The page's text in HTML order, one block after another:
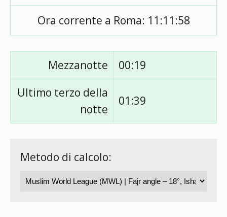
Ora corrente a Roma: 11:11:58
Mezzanotte
00:19
Ultimo terzo della
notte
01:39
Metodo di calcolo: